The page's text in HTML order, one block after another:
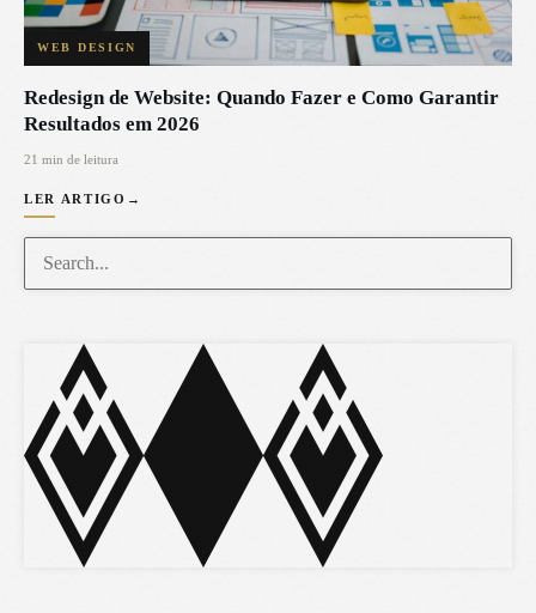
WEB DESIGN
Redesign de Website: Quando Fazer e Como Garantir
Resultados em 2026
21 min de leitura
LER ARTIGO →